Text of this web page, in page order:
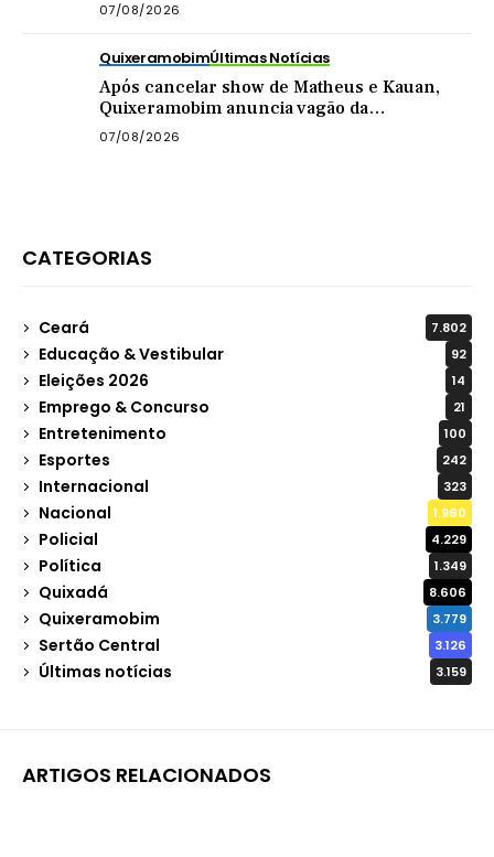
07/08/2026
QuixeramobimÚltimas Notícias
Após cancelar show de Matheus e Kauan,
Quixeramobim anuncia vagão da
Transnordestina como atração de
aniversário do município
07/08/2026
CATEGORIAS
Ceará 7.802
Educação & Vestibular 92
Eleições 2026 14
Emprego & Concurso 21
Entretenimento 100
Esportes 242
Internacional 323
Nacional 1.960
Policial 4.229
Política 1.349
Quixadá 8.606
Quixeramobim 3.779
Sertão Central 3.126
Últimas notícias 3.159
ARTIGOS RELACIONADOS